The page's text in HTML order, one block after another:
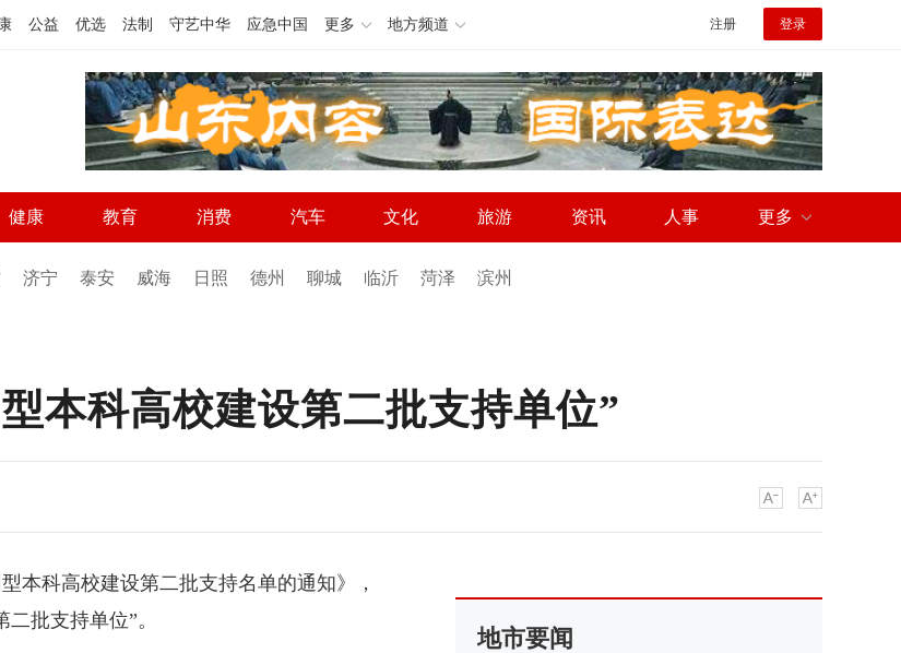
公益 优选 法制 守艺中华 应急中国 更多 地方频道 注册 登录
健康 教育 消费 汽车 文化 旅游 资讯 人事 更多
济宁 泰安 威海 日照 德州 聊城 临沂 菏泽 滨州
本科高校建设第二批支持单位”
本科高校建设第二批支持名单的通知》，
批支持单位”。
地市要闻